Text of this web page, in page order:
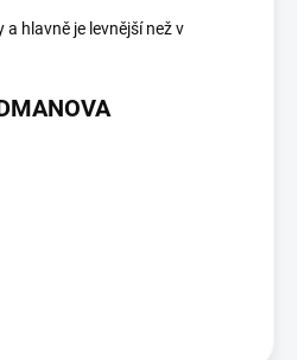
hlavně je levnější než v